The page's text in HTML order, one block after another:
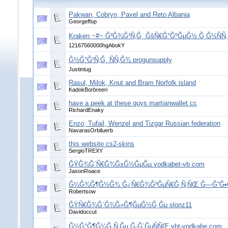
Pakwan, Cobryn, Pavel and Reto Albania
Georgeffop
Kraken ~#~ Ğ²Ğ¾Ğ¹Ñ‚Ğ¸ ĞšÑ€Ğ°ĞºĞµĞ½
12167560000hgAbokY
Ğ½Ğ°Ğ¹Ñ‚Ğ¸ ÑÑ‚Ğ¾ progunsupply
Justintug
Rasul, Milok, Knut and Bram Norfolk island
KadokBorbreeri
have a peek at these guys martianwallet cc
RichardEnaky
Enzo, Tufail, Wenzel and Tizgar Russian federation
NavarasOrbiluerb
this website cs2-skins
SergioTREXY
ĞŸĞ¾Ğ´Ñ€Ğ¾Ğ±Ğ½ĞµĞµ vodkabet-vb com
JasonRoace
Ğ¼Ğ¾Ğ¶Ğ½Ğ¾ Ğ¿Ñ€Ğ¾Ğ²ĞµÑ€Ğ¸Ñ‚ÑŒ
Robertsow
ĞŸÑ€Ğ¾Ğ´Ğ¾Ğ»Ğ¶ĞµĞ½Ğ¸Ğµ slonz11
Davidoccut
Ğ½Ğ°Ğ¶Ğ¼Ğ¸Ñ‚Ğµ Ğ·Ğ´ĞµÑÑŒ vbt-vodkabe com